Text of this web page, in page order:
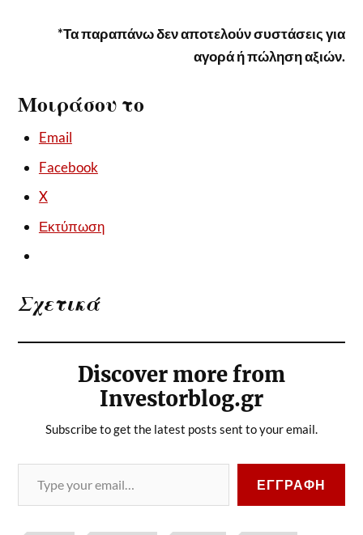
*Τα παραπάνω δεν αποτελούν συστάσεις για
αγορά ή πώληση αξιών.
Μοιράσου το
Email
Facebook
X
Εκτύπωση
Σχετικά
Discover more from
Investorblog.gr
Subscribe to get the latest posts sent to your email.
ΕΓΓΡΑΦΉ